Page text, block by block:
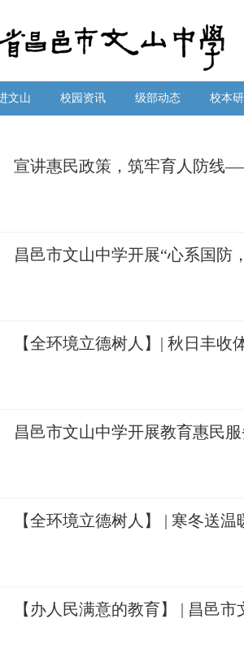
文山 校园资讯 级部动态 校本
宣讲惠民政策，筑牢育人防线
昌邑市文山中学开展“心系国防
【全环境立德树人】| 秋日丰
昌邑市文山中学开展教育惠民
【全环境立德树人】 | 寒冬送
【办人民满意的教育】 | 昌邑